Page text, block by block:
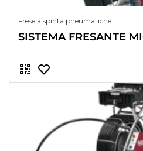
Frese a spinta pneumatiche
SISTEMA FRESANTE